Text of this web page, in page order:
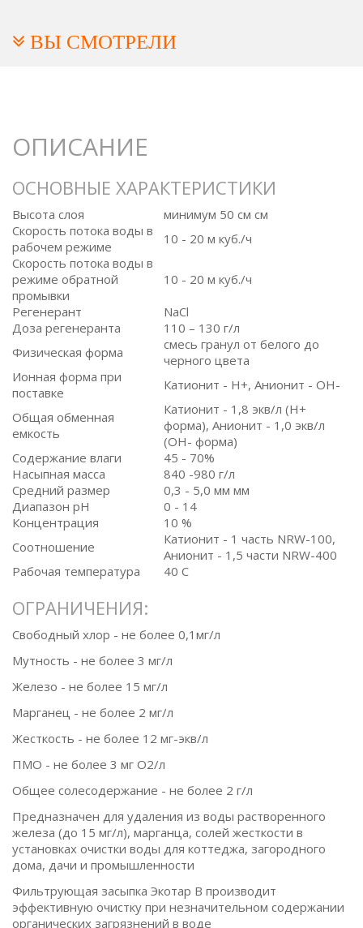
ВЫ СМОТРЕЛИ
ОПИСАНИЕ
ОСНОВНЫЕ ХАРАКТЕРИСТИКИ
Высота слоя
минимум 50 см см
Скорость потока воды в
рабочем режиме
10 - 20 м куб./ч
Скорость потока воды в
режиме обратной
промывки
10 - 20 м куб./ч
Регенерант
NaCl
Доза регенеранта
110 – 130 г/л
Физическая форма
смесь гранул от белого до
черного цвета
Ионная форма при
поставке
Катионит - H+, Анионит - OH-
Общая обменная
емкость
Катионит - 1,8 экв/л (H+
форма), Анионит - 1,0 экв/л
(OH- форма)
Содержание влаги
45 - 70%
Насыпная масса
840 -980 г/л
Средний размер
0,3 - 5,0 мм мм
Диапазон pH
0 - 14
Концентрация
10 %
Соотношение
Катионит - 1 часть NRW-100,
Анионит - 1,5 части NRW-400
Рабочая температура
40 С
ОГРАНИЧЕНИЯ:
Свободный хлор - не более 0,1мг/л
Мутность - не более 3 мг/л
Железо - не более 15 мг/л
Марганец - не более 2 мг/л
Жесткость - не более 12 мг-экв/л
ПМО - не более 3 мг О2/л
Общее солесодержание - не более 2 г/л
Предназначен для удаления из воды растворенного
железа (до 15 мг/л), марганца, солей жесткости в
установках очистки воды для коттеджа, загородного
дома, дачи и промышленности
Фильтрующая засыпка Экотар В производит
эффективную очистку при незначительном содержании
органических загрязнений в воде